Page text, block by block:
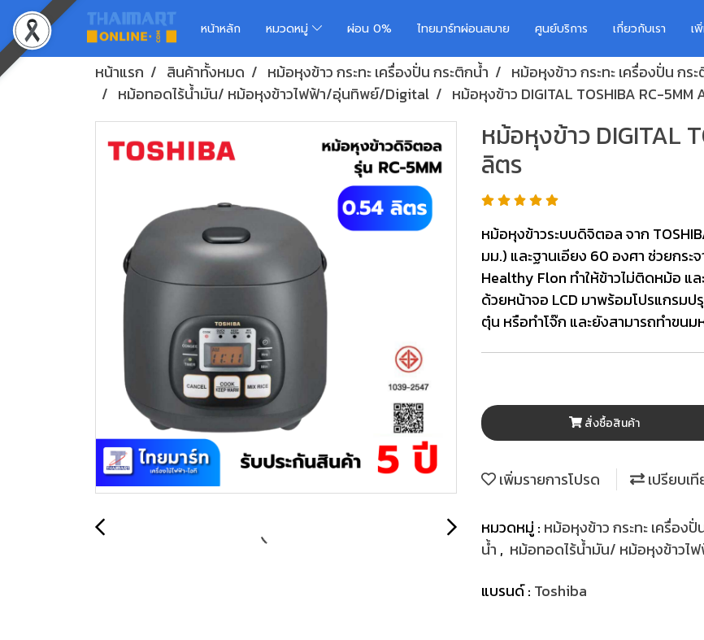
หน้าหลัก หมวดหมู่ ผ่อน 0% ไทยมาร์ทผ่อนสบาย ศูนย์บริการ เกี่ยวกับเรา เ
หน้าแรก สินค้าทั้งหมด หม้อหุงข้าว กระทะ เครื่องปั่น กระติกน้ำ
หม้อหุงข้าว กระทะ เครื่องปั่น กร
หม้อทอดไร้น้ำมัน/ หม้อหุงข้าวไฟฟ้า/อุ่นทิพย์/Digital
หม้อหุงข้าว DIGITAL TOSHIBA RC-5MM
หม้อหุงข้าว DIGITAL
ลิตร
หม้อหุงข้าวระบบดิจิตอล จาก
มม.) และฐานเอียง 60 องศา ช่วยกร
Healthy Flon ทำให้ข้าวไม่ติดหม้อ แ
ด้วยหน้าจอ LCD มาพร้อมโปรแกรมป
ตุ๋น หรือทำโจ๊ก และยังสามารถทำขนม
สั่งซื้อสินค้า
เพิ่มรายการโปรด เปรียบเ
หมวดหมู่ : หม้อหุงข้าว กระทะ เครื่องปั่
น้ำ , หม้อทอดไร้น้ำมัน/ หม้อหุงข้าว
แบรนด์ : Toshiba